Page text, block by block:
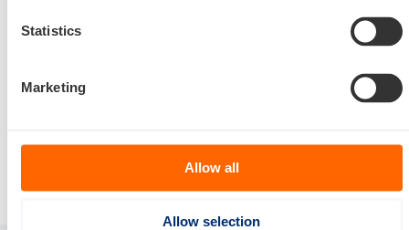
Statistics
Marketing
Allow all
Allow selection
Bezoek Maritiem Masterplan website
Digitaal samenwerken - JMDP